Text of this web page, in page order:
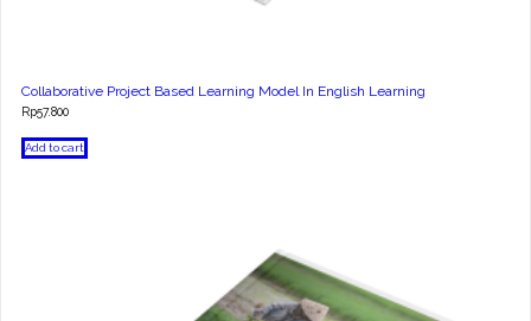
Collaborative Project Based Learning Model In English Learning
Rp57.800
Add to cart